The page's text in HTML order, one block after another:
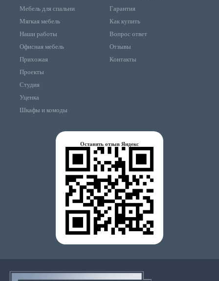
Мебель для спальни
Мягкая мебель
Наши работы
Офисная мебель
Прихожая
Проекты
Студия
Уценка
Шкафы и комоды
Гарантия
Как купить
Вопрос ответ
Отзывы
Контакты
Оставить отзыв Яндекс